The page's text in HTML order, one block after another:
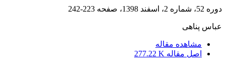
دوره 52، شماره 2، اسفند 1398، صفحه 223-242
عباس پناهی
مشاهده مقاله
اصل مقاله 277.22 K